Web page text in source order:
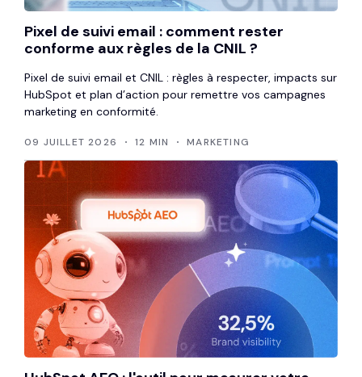
Pixel de suivi email : comment rester
conforme aux règles de la CNIL ?
Pixel de suivi email et CNIL : règles à respecter, impacts sur
HubSpot et plan d’action pour remettre vos campagnes
marketing en conformité.
09 JUILLET 2026 12 MIN MARKETING